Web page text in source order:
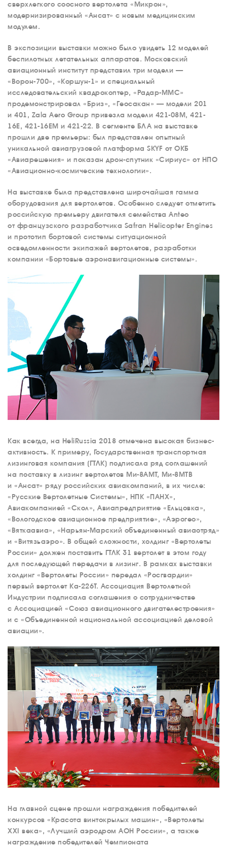
ВАКАНСИИ
ВНУТРЕННИЕ
СОУТ
ДОКУМЕНТЫ
КОМПАНИИ
АВИАПАРК
ИНФРАСТРУКТУРА
ОБУЧЕНИЕ
ИНСТРУКТОРЫ
НОВОСТИ
КОНТАКТЫ
RU EN
сверхлегкого соосного вертолета «Микрон»,
модернизированный «Ансат» с новым медицинским
модулем.
В экспозиции выставки можно было увидеть 12 моделей
беспилотных летательных аппаратов. Московский
авиационный институт представил три модели —
«Ворон-700», «Коршун-1» и специальный
исследовательский квадрокоптер, «Радар-ММС»
продемонстрировал «Бриз», «Геосакан» — модели 201
и 401, Zala Aero Group привезла модели 421-08M, 421-
16E, 421-16EM и 421-22. В сегменте БЛА на выставке
прошли две премьеры: был представлен опытный
уникальной авиагрузовой платформа SKYF от ОКБ
«Авиарешения» и показан дрон-спутник «Сириус» от НПО
«Авиационно-космические технологии».
На выставке была представлена широчайшая гамма
оборудования для вертолетов. Особенно следует отметить
российскую премьеру двигателя семейства Anteo
от французского разработчика Safran Helicopter Engines
и прототип бортовой системы ситуационной
осведомленности экипажей вертолетов, разработки
компании «Бортовые аэронавигационные системы».
Как всегда, на HeliRussia 2018 отмечена высокая бизнес-
активность. К примеру, Государственная транспортная
лизинговая компания (ГТЛК) подписала ряд соглашений
на поставку в лизинг вертолетов Ми-8АМТ, Ми-8МТВ
и «Ансат» ряду российских авиакомпаний, в их числе:
«Русские Вертолетные Системы», НПК «ПАНХ»,
Авиакомпанией «Скол», Авиапредприятие «Ельцовка»,
«Вологодское авиационное предприятие», «Аэрогео»,
«Вяткаавиа», «Нарьян-Марский объединенный авиаотряд»
и «Витязьаэро». В общей сложности, холдинг «Вертолеты
России» должен поставить ГТЛК 31 вертолет в этом году
для последующей передачи в лизинг. В рамках выставки
холдинг «Вертолеты России» передал «Росгвардии»
первый вертолет Ка-226Т. Ассоциация Вертолетной
Индустрии подписала соглашения о сотрудничестве
с Ассоциацией «Союз авиационного двигателестроения»
и с «Объединенной национальной ассоциацией деловой
авиации».
На главной сцене прошли награждения победителей
конкурсов «Красота винтокрылых машин», «Вертолеты
XXI века», «Лучший аэродром АОН России», а также
награждение победителей Чемпионата